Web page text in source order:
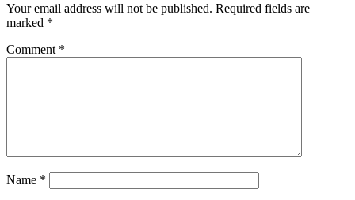
Your email address will not be published. Required fields are
marked *
Comment *
Name *